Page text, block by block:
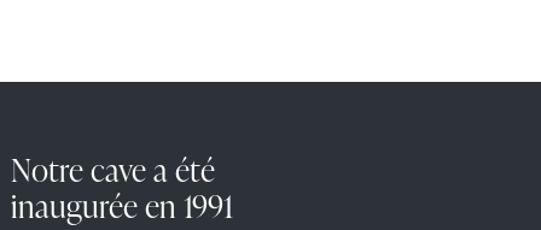
Notre cave a été
inaugurée en 1991